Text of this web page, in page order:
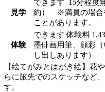
見学
できます 15分程度
約） ※満員の場合
ことがあります。
体験
できます体験料
墨俳画用筆、顔彩
し出しあります）
【絵てがみとはがき絵】花
らに旅先でのスケッチなど
す。